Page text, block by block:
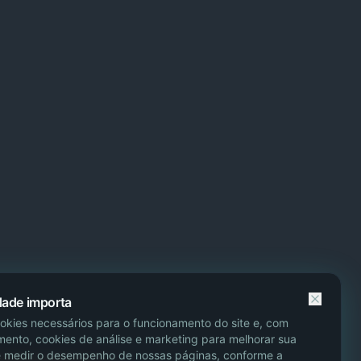
importa
necessários para o funcionamento do site e, com
cookies de análise e marketing para melhorar sua
o desempenho de nossas páginas, conforme a